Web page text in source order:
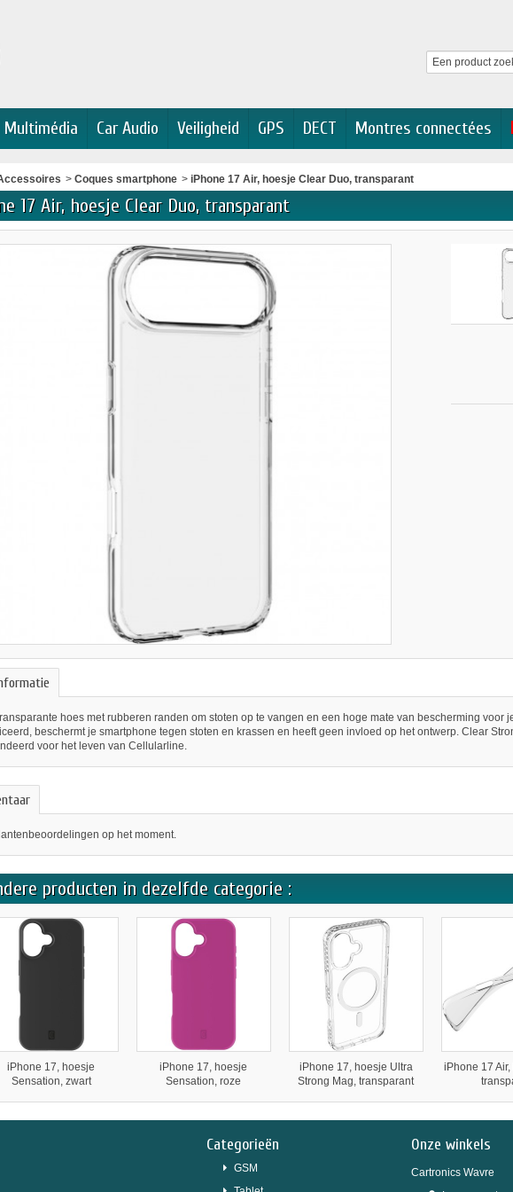
Multimédia Car Audio Veiligheid GPS DECT Montres connectées
> Coques smartphone > iPhone 17 Air, hoesje Clear Duo, transparant
17 Air, hoesje Clear Duo, transparant
hoes met rubberen randen om stoten op te vangen en een hoge mate van bescherming voor
beschermt je smartphone tegen stoten en krassen en heeft geen invloed op het ontwerp. Clear
voor het leven van Cellularline.
op het moment.
producten in dezelfde categorie :
iPhone 17, hoesje
Sensation, zwart
iPhone 17, hoesje
Sensation, roze
iPhone 17, hoesje Ultra
Strong Mag, transparant
iPhone 17
Categorieën
GSM
Onze winkels
Cartronics Wavre